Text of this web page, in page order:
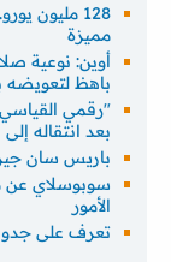
128 مليون
مميزة
أوين: نوعية
باهظ لتعويضه
"رقمي
بعد انتقاله
باريس سان
سوبوسلاي عن
الأمور
تعرف على جدول